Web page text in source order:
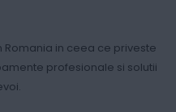
Romania in ceea ce priveste
profesionale si solutii